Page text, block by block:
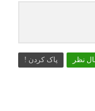
نظر پاک کردن !